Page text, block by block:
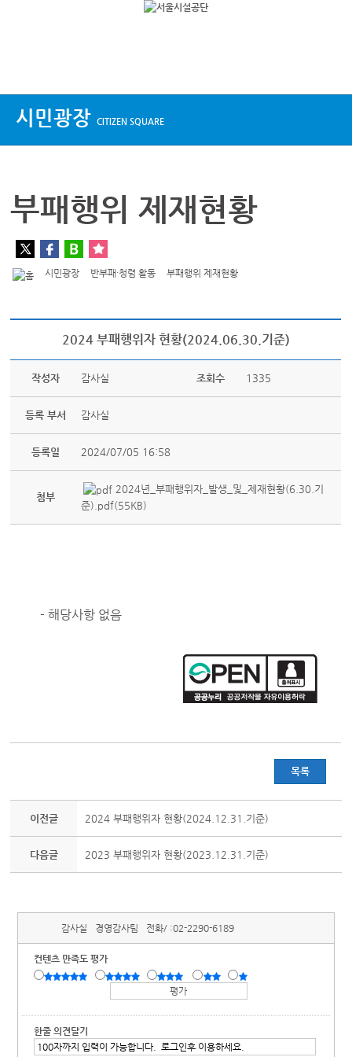
시민광장 CITIZEN SQUARE
부패행위 제재현황
시민광장 반부패·청렴 활동 부패행위 제재현황
2024 부패행위자 현황(2024.06.30.기준)
작성자 감사실 조회수 1335
등록 부서 감사실
등록일 2024/07/05 16:58
첨부
2024년_부패행위자_발생_및_제재현황(6.30.기
준).pdf(55KB)
- 해당사항 없음
목록
이전글 2024 부패행위자 현황(2024.12.31.기준)
다음글 2023 부패행위자 현황(2023.12.31.기준)
감사실 경영감사팀 전화/ :02-2290-6189
컨텐츠 만족도 평가
한줄 의견달기